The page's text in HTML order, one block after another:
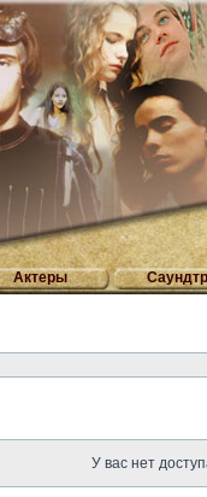
Актеры
У вас нет